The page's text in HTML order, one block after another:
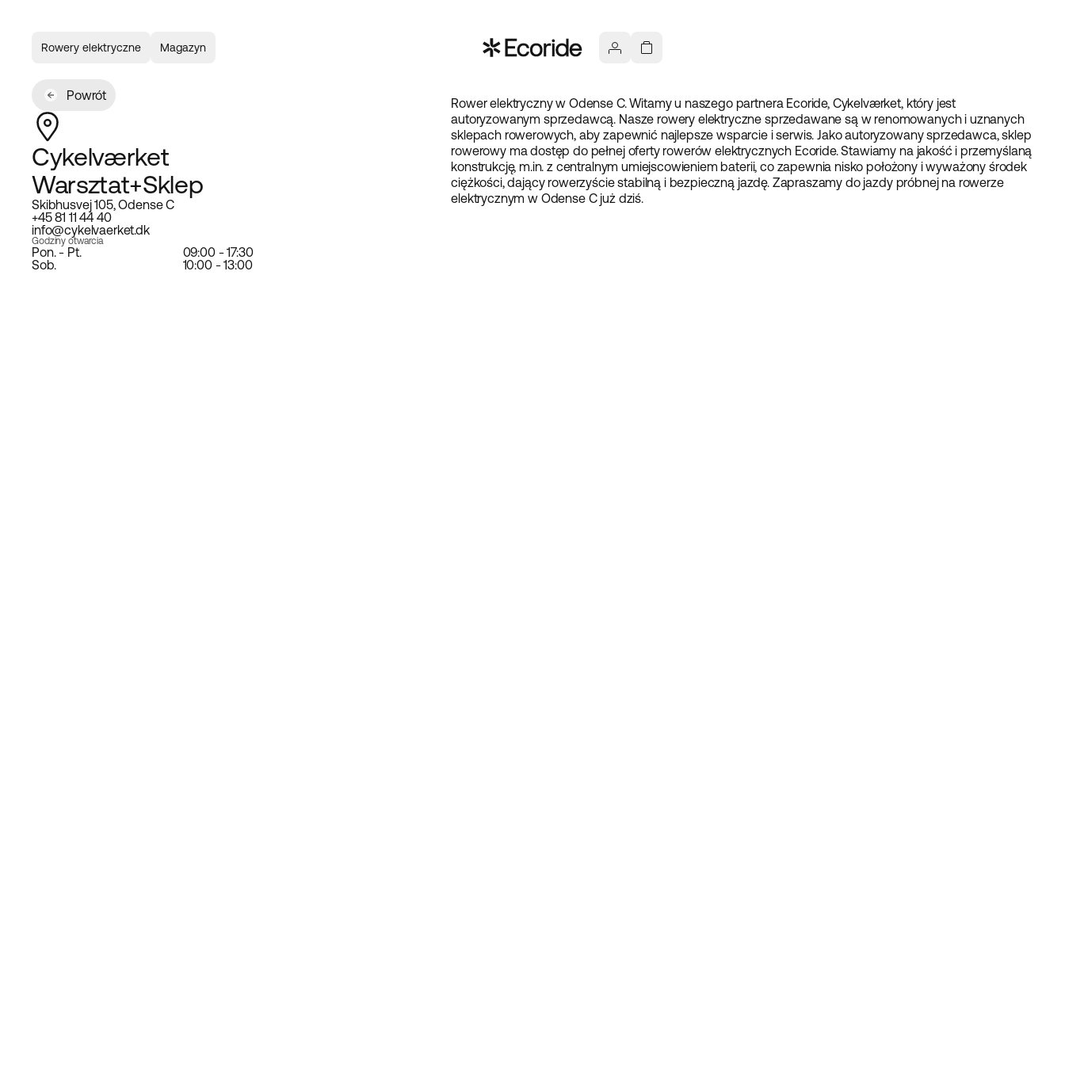
Rowery elektryczne Magazyn
Powrót
Cykelværket
Warsztat+Sklep
Skibhusvej 105, Odense C
+45 81 11 44 40
info@cykelvaerket.dk
Godziny otwarcia
Pon. - Pt.
09:00 - 17:30
Sob.
10:00 - 13:00
Rower elektryczny w Odense C. Witamy u naszego partnera Ecoride, Cykelværket, który jest
autoryzowanym sprzedawcą. Nasze rowery elektryczne sprzedawane są w renomowanych i uznanych
sklepach rowerowych, aby zapewnić najlepsze wsparcie i serwis. Jako autoryzowany sprzedawca, sklep
rowerowy ma dostęp do pełnej oferty rowerów elektrycznych Ecoride. Stawiamy na jakość i przemyślaną
konstrukcję, m.in. z centralnym umiejscowieniem baterii, co zapewnia nisko położony i wyważony środek
ciężkości, dający rowerzyście stabilną i bezpieczną jazdę. Zapraszamy do jazdy próbnej na rowerze
elektrycznym w Odense C już dziś.